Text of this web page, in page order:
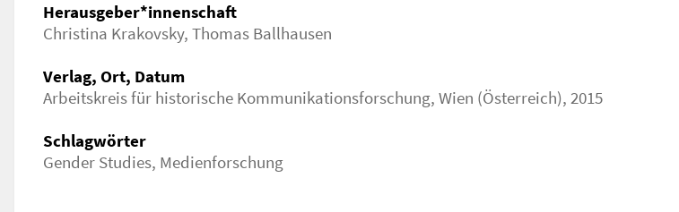
Herausgeber*innenschaft
Christina Krakovsky, Thomas Ballhausen
Verlag, Ort, Datum
Arbeitskreis für historische Kommunikationsforschung, Wien (Österreich), 2015
Schlagwörter
Gender Studies, Medienforschung